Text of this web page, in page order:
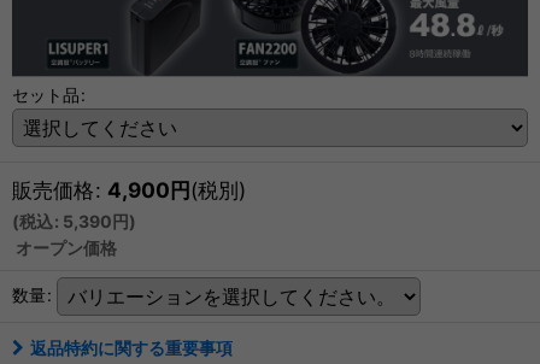
セット品:
販売価格: 4,900円 (税別)
(税込: 5,390円)
オープン価格
数量:
返品特約に関する重要事項